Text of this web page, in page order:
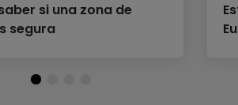
si una zona de
segura